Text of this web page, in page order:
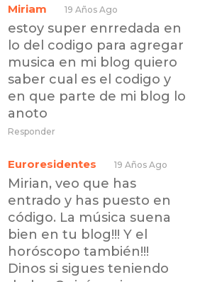
Miriam 19 Años Ago
estoy super enrredada en
lo del codigo para agregar
musica en mi blog quiero
saber cual es el codigo y
en que parte de mi blog lo
anoto
Responder
Euroresidentes 19 Años Ago
Mirian, veo que has
entrado y has puesto en
código. La música suena
bien en tu blog!!! Y el
horóscopo también!!!
Dinos si sigues teniendo